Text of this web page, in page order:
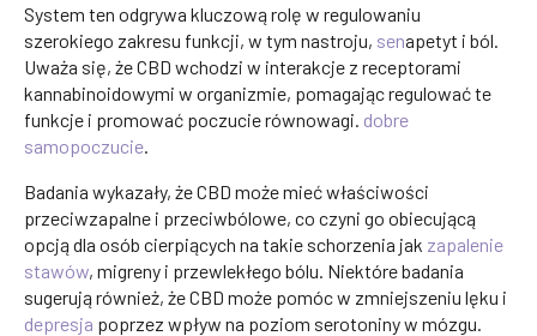
System ten odgrywa kluczową rolę w regulowaniu
szerokiego zakresu funkcji, w tym nastroju, senapetyt i ból.
Uważa się, że CBD wchodzi w interakcje z receptorami
kannabinoidowymi w organizmie, pomagając regulować te
funkcje i promować poczucie równowagi. dobre
samopoczucie.
Badania wykazały, że CBD może mieć właściwości
przeciwzapalne i przeciwbólowe, co czyni go obiecującą
opcją dla osób cierpiących na takie schorzenia jak zapalenie
stawów, migreny i przewlekłego bólu. Niektóre badania
sugerują również, że CBD może pomóc w zmniejszeniu lęku i
depresja poprzez wpływ na poziom serotoniny w mózgu.